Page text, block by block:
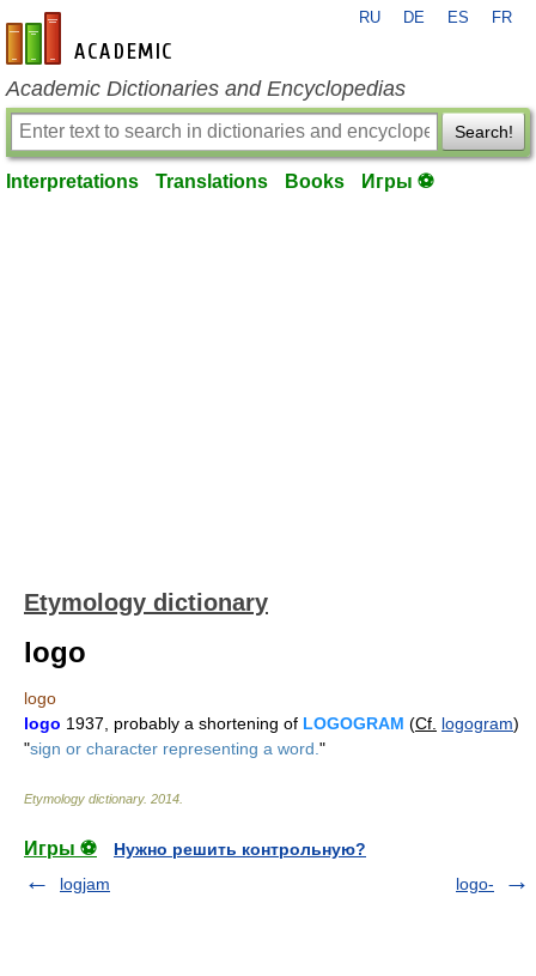
en-academic.com
RU DE ES FR
Academic Dictionaries and Encyclopedias
Search!
Interpretations Translations Books Игры ⚽
Etymology dictionary
logo
logo
logo 1937, probably a shortening of LOGOGRAM (Cf. logogram)
"sign or character representing a word. "
Etymology dictionary. 2014
Игры ⚽
Нужно решить контрольную?
logjam
logo-